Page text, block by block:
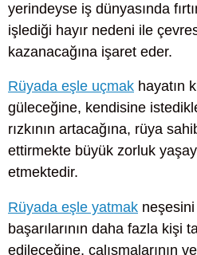
yerindeyse iş dünyasında
işlediği hayır nedeni ile
kazanacağına işaret eder.
Rüyada eşle uçmak hayatın
güleceğine, kendisine
rızkının artacağına, rüya
ettirmekte büyük zorluk
etmektedir.
Rüyada eşle yatmak
başarılarının daha fazla kişi
edileceğine, çalışmalarının